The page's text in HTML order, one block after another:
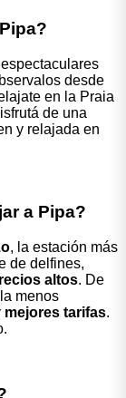
desde
en la Praia
de una
y relajada en
a Pipa?
, la estación más
de delfines,
altos. De
menos
mejores tarifas.